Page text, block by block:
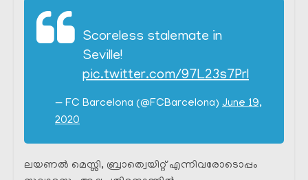
Scoreless stalemate in
Seville!
pic.twitter.com/97L23s7PrI
— FC Barcelona (@FCBarcelona) June 19,
2020
ലയണൽ മെസ്സി, ബ്രാത്വെയിറ്റ് എന്നിവരോടൊപ്പം